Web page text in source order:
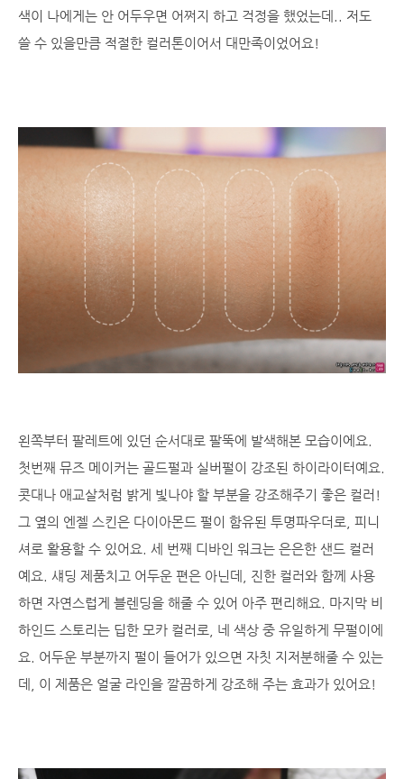
색이 나에게는 안 어두우면 어쩌지 하고 걱정을 했었는데.. 저도
쓸 수 있을만큼 적절한 컬러톤이어서 대만족이었어요!
왼쪽부터 팔레트에 있던 순서대로 팔뚝에 발색해본 모습이에요.
첫번째 뮤즈 메이커는 골드펄과 실버펄이 강조된 하이라이터예요.
콧대나 애교살처럼 밝게 빛나야 할 부분을 강조해주기 좋은 컬러!
그 옆의 엔젤 스킨은 다이아몬드 펄이 함유된 투명파우더로, 피니
셔로 활용할 수 있어요. 세 번째 디바인 워크는 은은한 샌드 컬러
예요. 섀딩 제품치고 어두운 편은 아닌데, 진한 컬러와 함께 사용
하면 자연스럽게 블렌딩을 해줄 수 있어 아주 편리해요. 마지막 비
하인드 스토리는 딥한 모카 컬러로, 네 색상 중 유일하게 무펄이에
요. 어두운 부분까지 펄이 들어가 있으면 자칫 지저분해줄 수 있는
데, 이 제품은 얼굴 라인을 깔끔하게 강조해 주는 효과가 있어요!